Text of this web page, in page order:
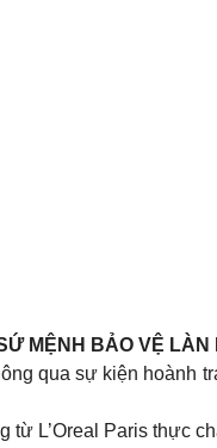
MỆNH BẢO VỆ LÀN
qua sự kiện hoành
L’Oreal Paris thực